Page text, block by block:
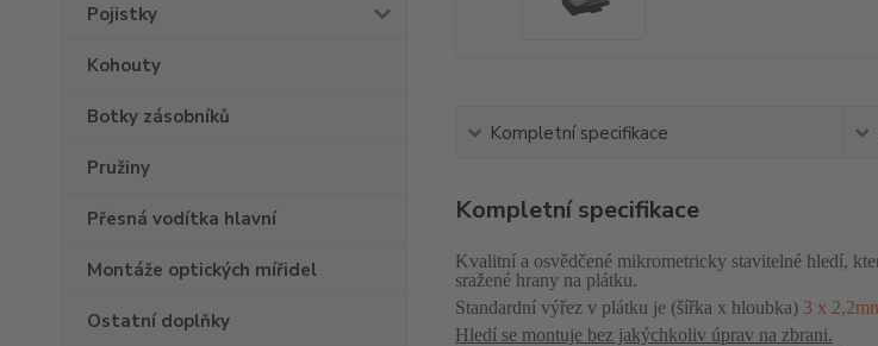
Pojistky
Kohouty
Botky zásobníků
Pružiny
Přesná vodítka hlavní
Montáže optických mířidel
Ostatní doplňky
Kompletní specifikace
Kompletní specifikace
Kvalitní a osvědčené mikrometricky stavitelné hledí,
sražené hrany na plátku.
Standardní výřez v plátku je (šířka x hloubka) 3 x
Hledí se montuje bez jakýchkoliv úprav na zbrani.